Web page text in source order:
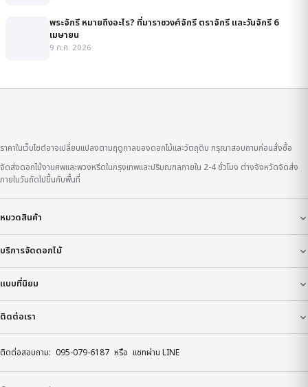
พระจักรี หมายถึงอะไร? ที่มาราชวงศ์จักรี ตราจักรี และวันจักรี 6
เมษายน
9 ก.ค. 2026
ราคาในเว็บไซต์อาจเปลี่ยนแปลงตามฤดูกาลของดอกไม้และวัตถุดิบ กรุณาสอบถามก่อนสั่งซื้อ
จัดส่งดอกไม้งานศพและพวงหรีดในกรุงเทพและปริมณฑลภายใน 2-4 ชั่วโมง ต่างจังหวัดจัดส่ง
ภายในวันถัดไปขึ้นกับพื้นที่
หมวดสินค้า
บริการจัดดอกไม้
แบบที่นิยม
ติดต่อเรา
ติดต่อสอบถาม: 095-079-6187 หรือ แชทผ่าน LINE